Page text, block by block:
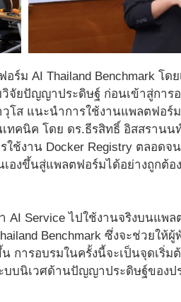
ม AI Thailand Benchmark โด
จัยปัญญาประดิษฐ์ ก่อนเข้าสู่การ
ส แนะนำการใช้งานแพลตฟอร์ม
ทคนิค โดย ดร.ธีรสิทธิ์ อิสสรานน
ใช้งาน Docker Registry ตลอดจ
องขึ้นสู่แพลตฟอร์มได้อย่างถูกต้
AI Service ไปใช้งานจริงบนแพ
Benchmark ซึ่งจะช่วยให้
การอบรมในครั้งนี้จะเป็นจุดเริ่ม
บนิเวศด้านปัญญาประดิษฐ์ของปร